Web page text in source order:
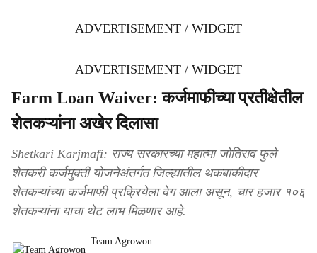
ADVERTISEMENT / WIDGET
ADVERTISEMENT / WIDGET
Farm Loan Waiver: कर्जमाफीच्या प्रतीक्षेतील
शेतकऱ्यांना अखेर दिलासा
Shetkari Karjmafi: राज्य सरकारच्या महात्मा जोतिराव फुले
शेतकरी कर्जमुक्ती योजनेअंतर्गत जिल्ह्यातील थकबाकीदार
शेतकऱ्यांच्या कर्जमाफी प्रक्रियेला वेग आला असून, चार हजार १०६
शेतकऱ्यांना याचा थेट लाभ मिळणार आहे.
Team Agrowon